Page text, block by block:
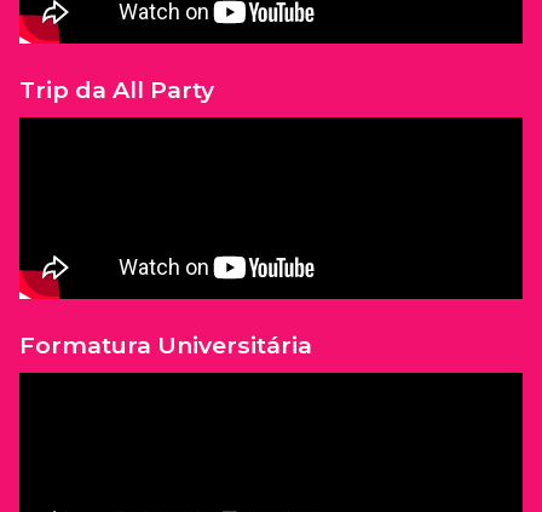
Trip da All Party
Formatura Universitária